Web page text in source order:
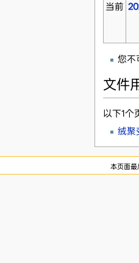
当前
您不
文件
以下1个
绒聚
本页面最